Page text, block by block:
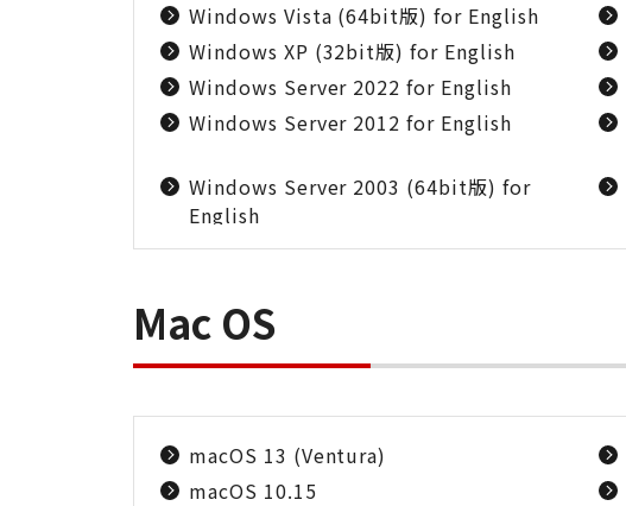
Windows Vista (64bit版) for English
Windows XP (32bit版) for English
Windows Server 2022 for English
Windows Server 2012 for English
Windows Server 2003 (64bit版) for
English
Mac OS
macOS 13 (Ventura)
macOS 10.15